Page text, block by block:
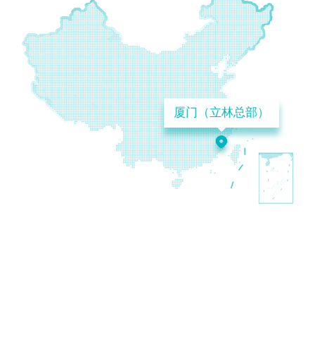
厦门（立林总部）